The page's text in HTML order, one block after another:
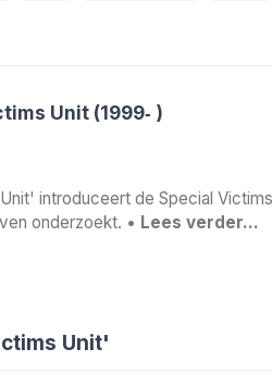
Unit (1999‑ )
introduceert de Special
onderzoekt. • Lees verder…
Unit'